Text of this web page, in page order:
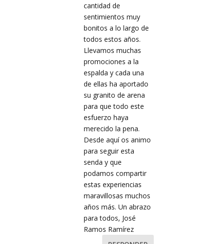
cantidad de
sentimientos muy
bonitos a lo largo de
todos estos años.
Llevamos muchas
promociones a la
espalda y cada una
de ellas ha aportado
su granito de arena
para que todo este
esfuerzo haya
merecido la pena.
Desde aquí os animo
para seguir esta
senda y que
podamos compartir
estas experiencias
maravillosas muchos
años más. Un abrazo
para todos, José
Ramos Ramírez